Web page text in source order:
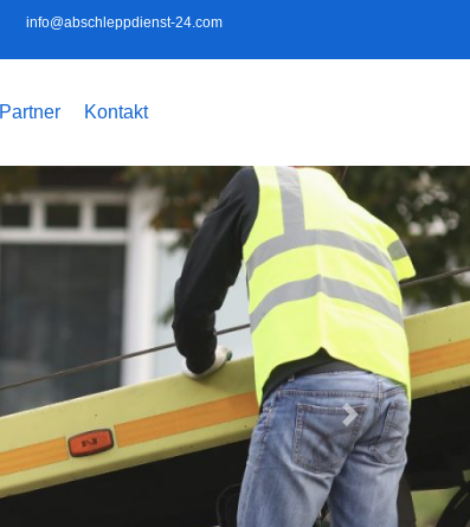
info@abschleppdienst-24.com
Partner Kontakt
Weiter